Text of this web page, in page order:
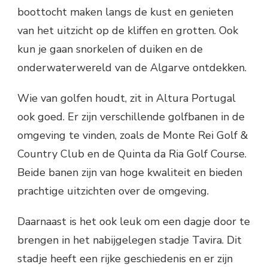
boottocht maken langs de kust en genieten
van het uitzicht op de kliffen en grotten. Ook
kun je gaan snorkelen of duiken en de
onderwaterwereld van de Algarve ontdekken.
Wie van golfen houdt, zit in Altura Portugal
ook goed. Er zijn verschillende golfbanen in de
omgeving te vinden, zoals de Monte Rei Golf &
Country Club en de Quinta da Ria Golf Course.
Beide banen zijn van hoge kwaliteit en bieden
prachtige uitzichten over de omgeving.
Daarnaast is het ook leuk om een dagje door te
brengen in het nabijgelegen stadje Tavira. Dit
stadje heeft een rijke geschiedenis en er zijn